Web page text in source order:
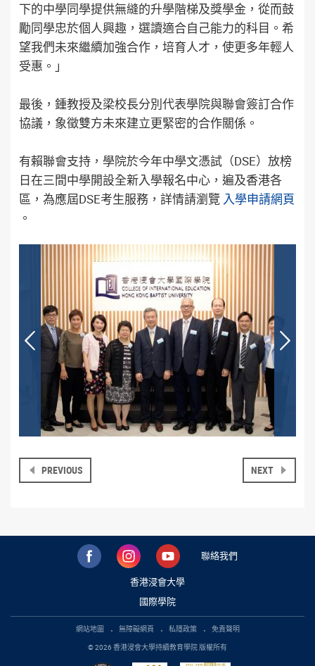
下的中學同學提供無縫的升學階梯及獎學金，從而鼓
勵同學忠於個人興趣，選讀適合自己能力的科目。希
望我們未來繼續加強合作，培育人才，使更多年輕人
受惠。」
最後，鍾教授及梁校長分別代表學院與聯會簽訂合作
協議，象徵雙方未來建立更緊密的合作關係。
有賴聯會支持，學院於今年中學文憑試（DSE）放榜
日在三間中學開設全新入學報名中心，遍及香港各
區，為應屆DSE考生服務，詳情請瀏覽 入學申請網頁
。
PREVIOUS NEXT
聯絡我們
香港浸會大學
國際學院
網站地圖 無障礙網頁 私隱政策
免責聲明
© 2026 香港浸會大學持續教育學院 版權所有